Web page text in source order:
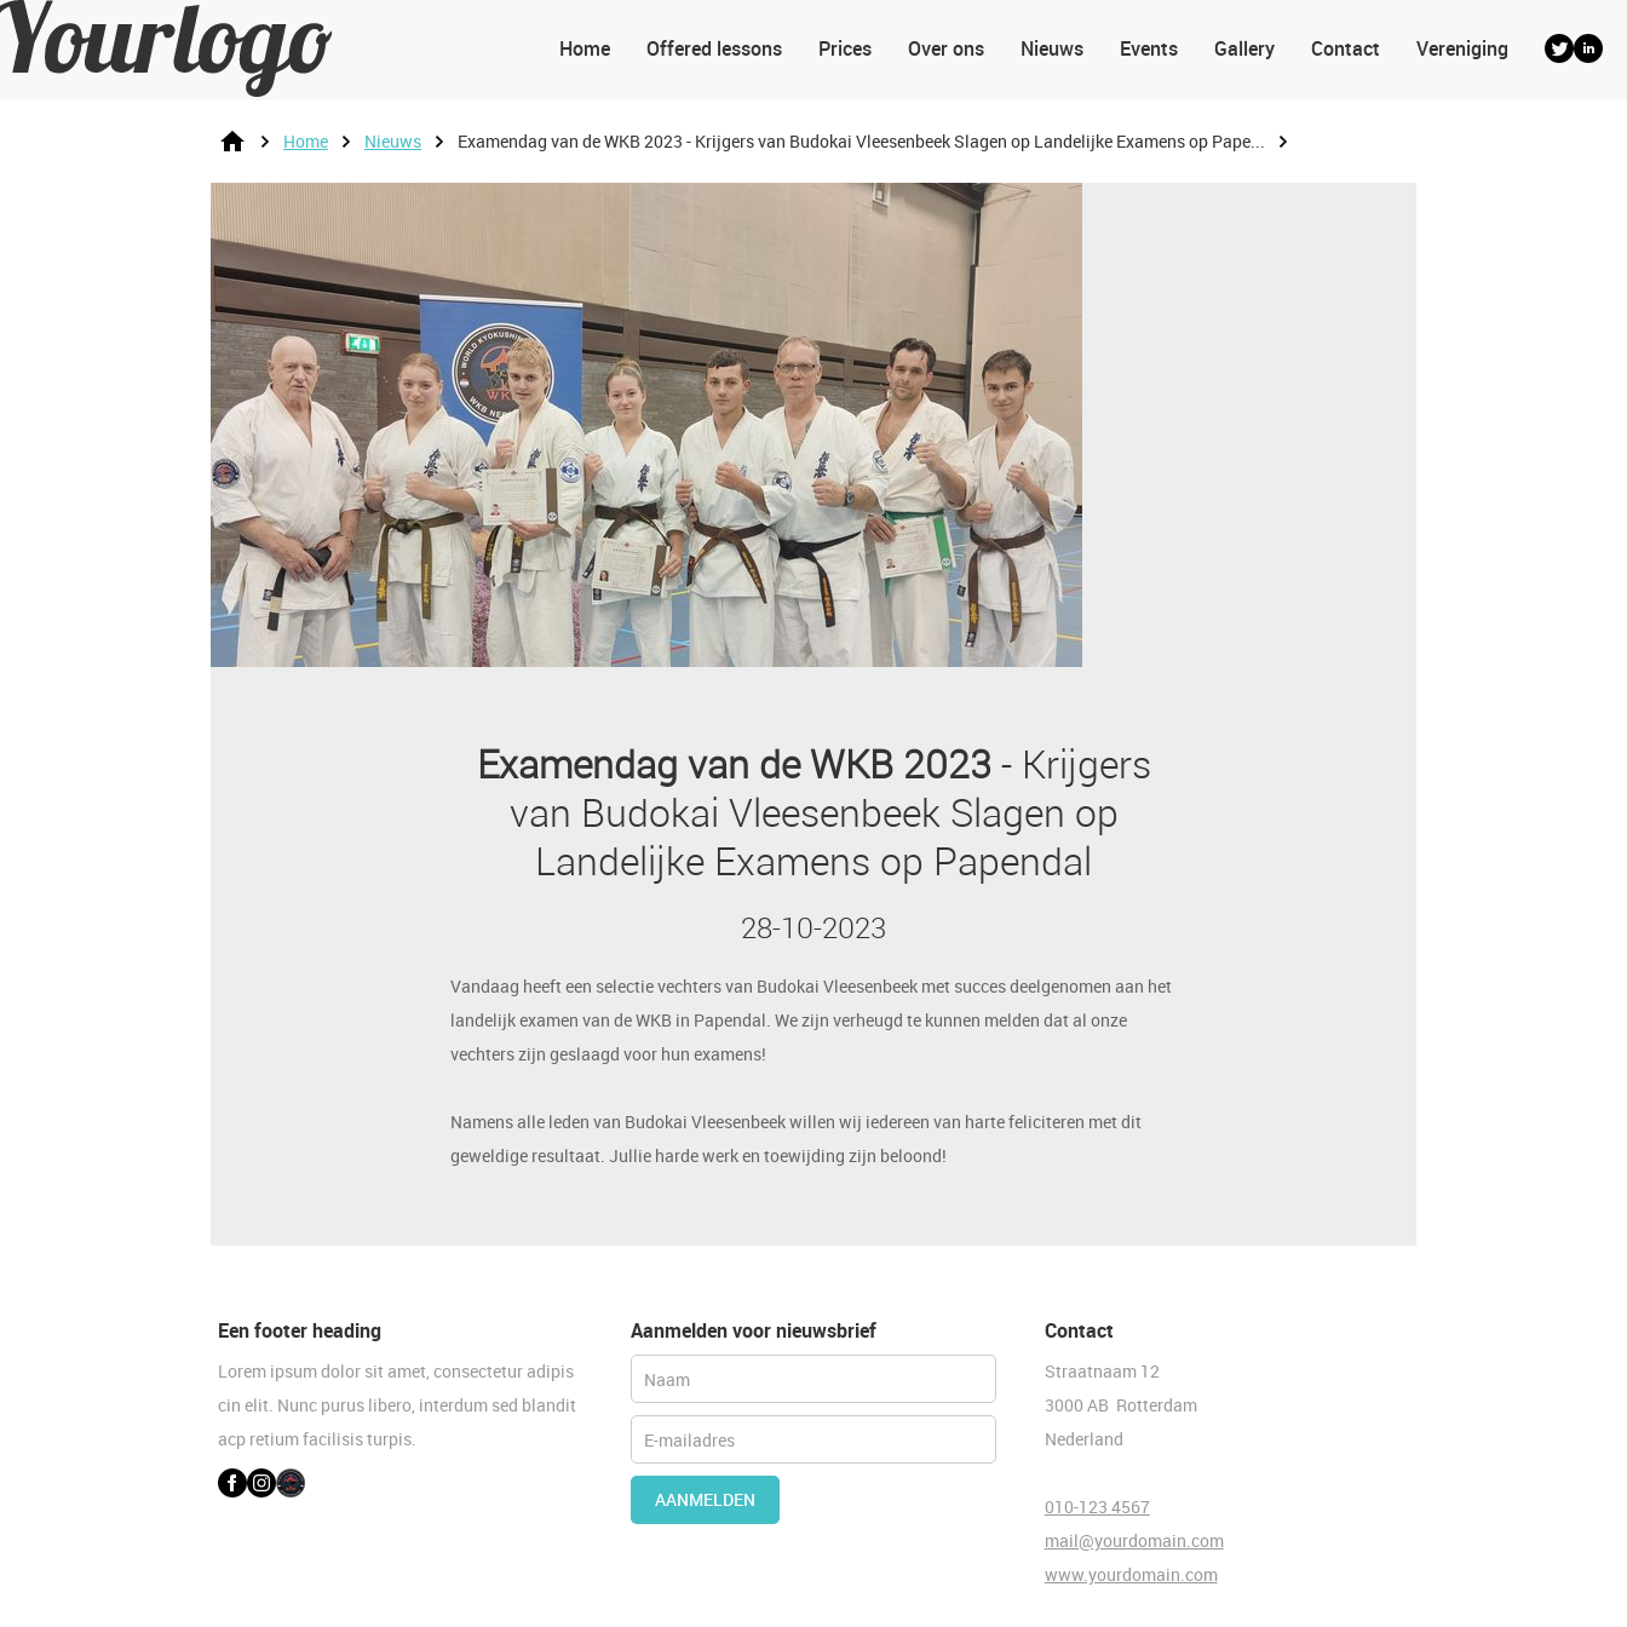
Home Offered lessons Prices Over ons Nieuws Events Gallery Contact Vereniging
Home Nieuws Examendag van de WKB 2023 - Krijgers van Budokai Vleesenbeek Slagen op Landelijke Examens op Pape...
Examendag van de WKB 2023 - Krijgers
van Budokai Vleesenbeek Slagen op
Landelijke Examens op Papendal
28-10-2023
Vandaag heeft een selectie vechters van Budokai Vleesenbeek met succes deelgenomen aan het
landelijk examen van de WKB in Papendal. We zijn verheugd te kunnen melden dat al onze
vechters zijn geslaagd voor hun examens!
Namens alle leden van Budokai Vleesenbeek willen wij iedereen van harte feliciteren met dit
geweldige resultaat. Jullie harde werk en toewijding zijn beloond!
Een footer heading
Lorem ipsum dolor sit amet, consectetur adipis
cin elit. Nunc purus libero, interdum sed blandit
acp retium facilisis turpis.
Aanmelden voor nieuwsbrief
AANMELDEN
Contact
Straatnaam 12
3000 AB Rotterdam
Nederland
010-123 4567
mail@yourdomain.com
www.yourdomain.com